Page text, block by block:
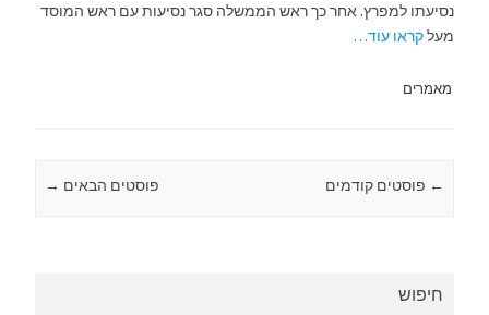
נסיעתו למפרץ. אחר כך ראש הממשלה סגר נסיעות עם ראש המוסד
מעלקראו עוד…
מאמרים
Post navigation
← פוסטים קודמים פוסטים הבאים →
חיפוש